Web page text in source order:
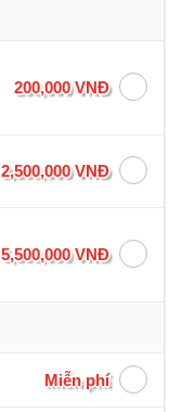
200,000 VNĐ
2,500,000 VNĐ
5,500,000 VNĐ
Miễn phí